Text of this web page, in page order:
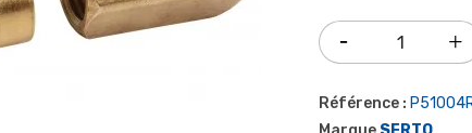
Référence :